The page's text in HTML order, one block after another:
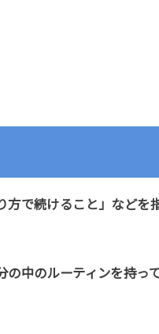
方で続けること」などを
の中のルーティンを持っ